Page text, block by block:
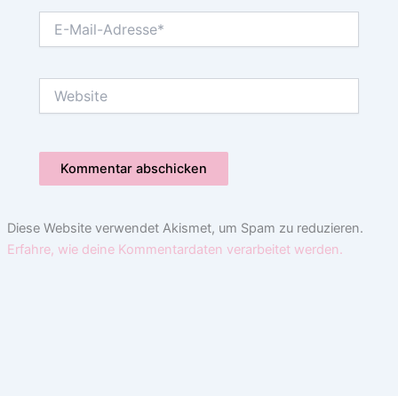
Mail-
Diese Website verwendet Akismet, um Spam zu reduzieren.
Erfahre, wie deine Kommentardaten verarbeitet werden.